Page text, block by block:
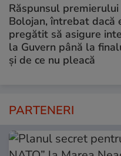
Răspunsul
Bolojan, întrebat dacă
pregătit să asigure
la Guvern până la
și de ce nu pleacă
PARTENERI